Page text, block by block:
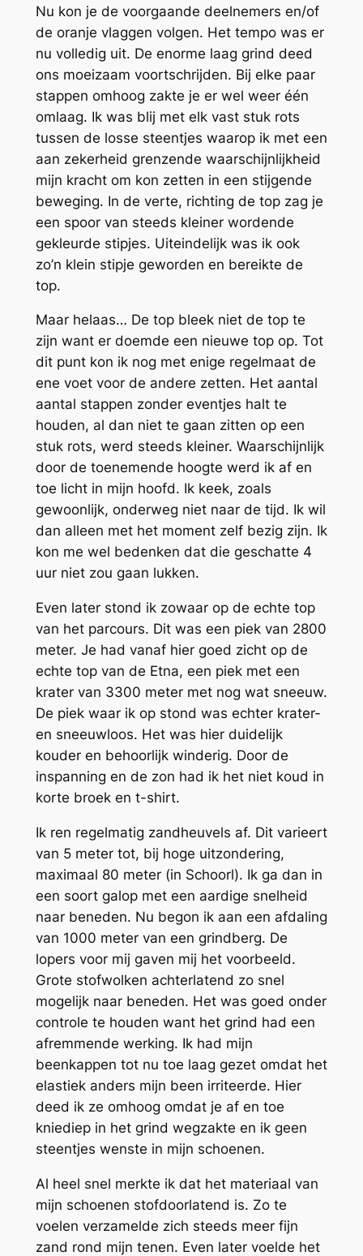
Nu kon je de voorgaande deelnemers en/of
de oranje vlaggen volgen. Het tempo was er
nu volledig uit. De enorme laag grind deed
ons moeizaam voortschrijden. Bij elke paar
stappen omhoog zakte je er wel weer één
omlaag. Ik was blij met elk vast stuk rots
tussen de losse steentjes waarop ik met een
aan zekerheid grenzende waarschijnlijkheid
mijn kracht om kon zetten in een stijgende
beweging. In de verte, richting de top zag je
een spoor van steeds kleiner wordende
gekleurde stipjes. Uiteindelijk was ik ook
zo’n klein stipje geworden en bereikte de
top.
Maar helaas… De top bleek niet de top te
zijn want er doemde een nieuwe top op. Tot
dit punt kon ik nog met enige regelmaat de
ene voet voor de andere zetten. Het aantal
aantal stappen zonder eventjes halt te
houden, al dan niet te gaan zitten op een
stuk rots, werd steeds kleiner. Waarschijnlijk
door de toenemende hoogte werd ik af en
toe licht in mijn hoofd. Ik keek, zoals
gewoonlijk, onderweg niet naar de tijd. Ik wil
dan alleen met het moment zelf bezig zijn. Ik
kon me wel bedenken dat die geschatte 4
uur niet zou gaan lukken.
Even later stond ik zowaar op de echte top
van het parcours. Dit was een piek van 2800
meter. Je had vanaf hier goed zicht op de
echte top van de Etna, een piek met een
krater van 3300 meter met nog wat sneeuw.
De piek waar ik op stond was echter krater-
en sneeuwloos. Het was hier duidelijk
kouder en behoorlijk winderig. Door de
inspanning en de zon had ik het niet koud in
korte broek en t-shirt.
Ik ren regelmatig zandheuvels af. Dit varieert
van 5 meter tot, bij hoge uitzondering,
maximaal 80 meter (in Schoorl). Ik ga dan in
een soort galop met een aardige snelheid
naar beneden. Nu begon ik aan een afdaling
van 1000 meter van een grindberg. De
lopers voor mij gaven mij het voorbeeld.
Grote stofwolken achterlatend zo snel
mogelijk naar beneden. Het was goed onder
controle te houden want het grind had een
afremmende werking. Ik had mijn
beenkappen tot nu toe laag gezet omdat het
elastiek anders mijn been irriteerde. Hier
deed ik ze omhoog omdat je af en toe
kniediep in het grind wegzakte en ik geen
steentjes wenste in mijn schoenen.
Al heel snel merkte ik dat het materiaal van
mijn schoenen stofdoorlatend is. Zo te
voelen verzamelde zich steeds meer fijn
zand rond mijn tenen. Even later voelde het